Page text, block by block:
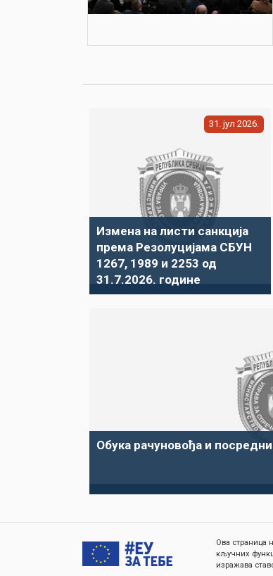
31 јул 2026
Измена на листи санкција
према Резолуцијама СБУН
1267, 1989 и 2253 од
31.7.2026. године
Обука рачуновођа и
Ова страница
кључних
изражава